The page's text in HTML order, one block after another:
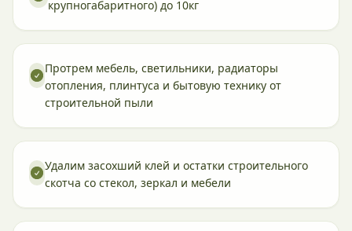
крупногабаритного) до 10кг
Протрем мебель, светильники, радиаторы
отопления, плинтуса и бытовую технику от
строительной пыли
Удалим засохший клей и остатки строительного
скотча со стекол, зеркал и мебели